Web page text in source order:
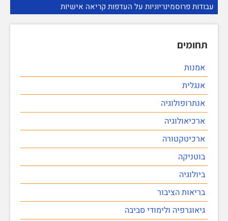
עבודות פרוסמינריוניות על העדפות קריאה אישיות
תחומים
אמנות
אנגלית
אנתרופולוגיה
ארכיאולוגיה
ארכיטקטורה
בוטניקה
ביולוגיה
בריאות הציבור
גיאוגרפיה ולימודי סביבה